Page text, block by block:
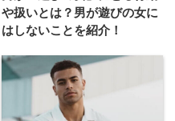
や扱いとは？男が遊びの女に
はしないことを紹介！